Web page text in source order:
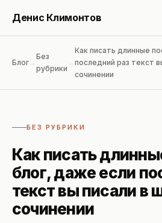
Денис Климонтов
Услуги
Консалтинг
Аудит
Блог →
Без
рубрики
→
Как писать длинные
последний раз текст
сочинении
БЕЗ РУБРИКИ
Как писать
блог, даже если
текст вы писали в
сочинении